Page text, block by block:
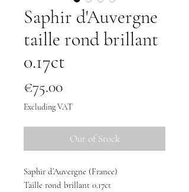
Saphir d'Auvergne
taille rond brillant
0.17ct
€75.00Price
Excluding VAT
Out of Stock
Saphir d’Auvergne (France)
Taille rond brillant 0.17ct